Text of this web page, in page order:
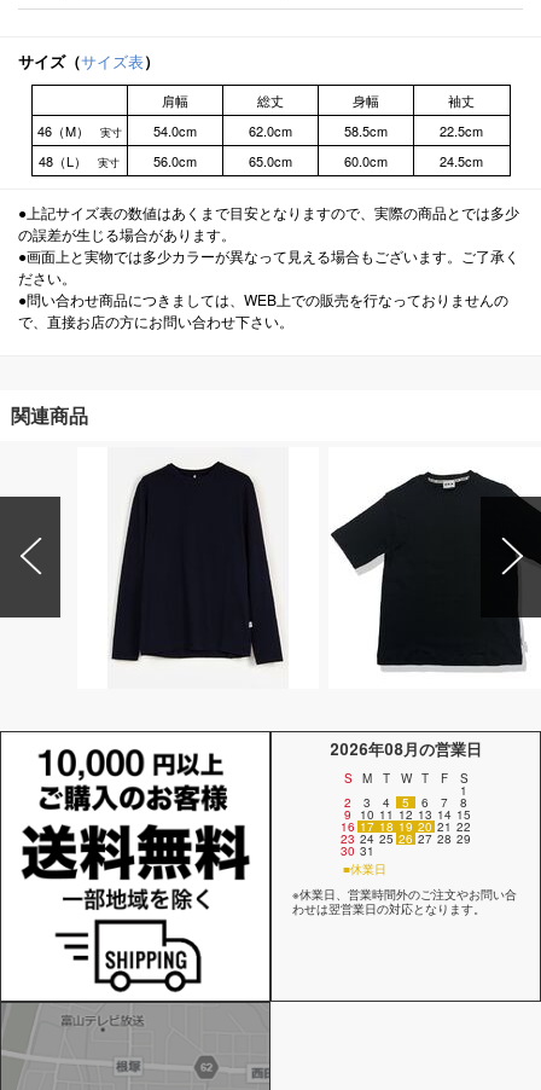
サイズ（サイズ表）
肩幅 総丈 身幅
袖丈
46（M）
実寸 54.0cm 62.0cm 58.5cm
22.5cm
48（L）
実寸 56.0cm 65.0cm 60.0cm 24.5cm
●上記サイズ表の数値はあくまで目安となりますので、実際の商品とでは多少
の誤差が生じる場合があります。
●画面上と実物では多少カラーが異なって見える場合もございます。ご了承く
ださい。
●問い合わせ商品につきましては、WEB上での販売を行なっておりませんの
で、直接お店の方にお問い合わせ下さい。
関連商品
2026年08月の営業日
S M T W T F S
1
2 3 4 5 6 7 8
9 10 11 12 13 14 15
16 17 18 19 20 21 22
23 24 25 26 27 28 29
30 31
■休業日
※休業日、営業時間外のご注文やお問い合
わせは翌営業日の対応となります。